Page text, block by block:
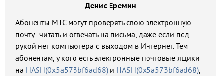
Денис Еремин
Абоненты МТС могут проверять свою электронную
почту , читать и отвечать на письма, даже если под
рукой нет компьютера с выходом в Интернет. Тем
абонентам, у кого есть электронные почтовые ящики
на HASH(0x5a573bf6ad68) и HASH(0x5a573bf6ad68),